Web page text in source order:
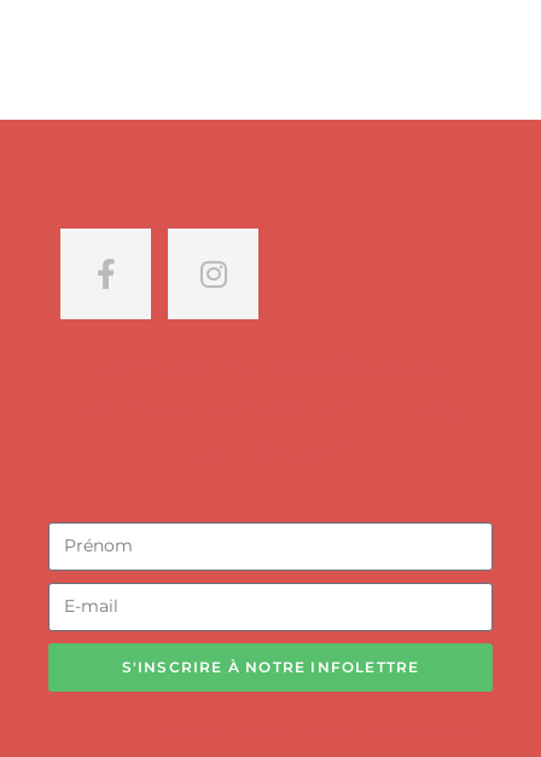
S'INSCRIRE À NOTRE INFOLETTRE